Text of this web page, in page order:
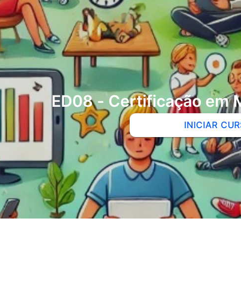
ED08 - Certificação em
INICIAR